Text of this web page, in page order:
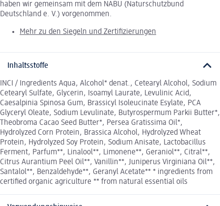
haben wir gemeinsam mit dem NABU (Naturschutzbund
Deutschland e. V.) vorgenommen.
Mehr zu den Siegeln und Zertifizierungen
Inhaltsstoffe
INCI / Ingredients Aqua, Alcohol* denat., Cetearyl Alcohol, Sodium
Cetearyl Sulfate, Glycerin, Isoamyl Laurate, Levulinic Acid,
Caesalpinia Spinosa Gum, Brassicyl Isoleucinate Esylate, PCA
Glyceryl Oleate, Sodium Levulinate, Butyrospermum Parkii Butter*,
Theobroma Cacao Seed Butter*, Persea Gratissima Oil*,
Hydrolyzed Corn Protein, Brassica Alcohol, Hydrolyzed Wheat
Protein, Hydrolyzed Soy Protein, Sodium Anisate, Lactobacillus
Ferment, Parfum**, Linalool**, Limonene**, Geraniol**, Citral**,
Citrus Aurantium Peel Oil**, Vanillin**, Juniperus Virginiana Oil**,
Santalol**, Benzaldehyde**, Geranyl Acetate** * ingredients from
certified organic agriculture ** from natural essential oils